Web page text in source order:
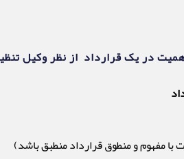
در یک قرارداد از نظر وکیل
با مفهوم و منطوق قرارداد منطبق باشد)